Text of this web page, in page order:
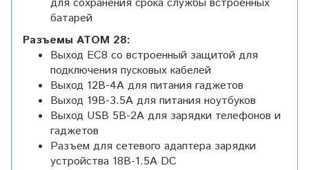
батарей
Разъемы ATOM 28:
Выход ЕС8 со встроенный защитой для
подключения пусковых кабелей
Выход 12В-4А для питания гаджетов
Выход 19В-3.5А для питания ноутбуков
Выход USB 5В-2А для зарядки телефонов и
гаджетов
Разъем для сетевого адаптера зарядки
устройства 18В-1.5А DC